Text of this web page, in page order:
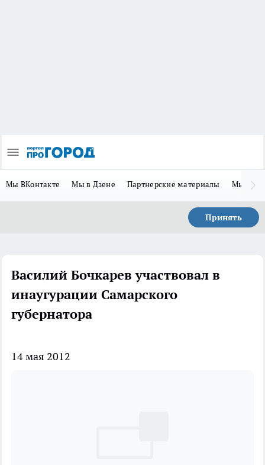
Мы ВКонтакте Мы в Дзене Партнерские материалы Мы в
Принять
Василий Бочкарев участвовал в
инаугурации Самарского
губернатора
14 мая 2012